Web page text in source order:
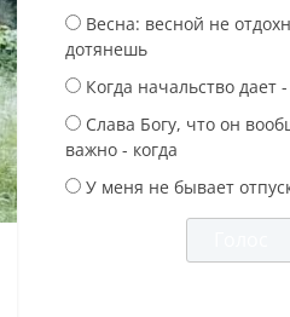
Весна: весной не
дотянешь
Когда начальство дает
Слава Богу, что он
важно - когда
У меня не бывает